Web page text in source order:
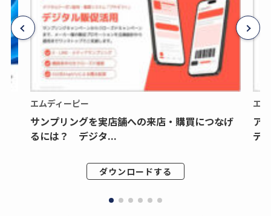
エムディーピー
サンプリングを実店舗への来店・購買につなげ
るには？ デジタ...
ダウンロードする
エ
ア
デ